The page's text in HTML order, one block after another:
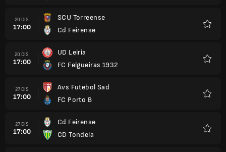
20 DIS
17:00
SCU Torreense
Cd Feirense
20 DIS
17:00
UD Leiria
FC Felgueiras 1932
27 DIS
17:00
Avs Futebol Sad
FC Porto B
27 DIS
17:00
Cd Feirense
CD Tondela